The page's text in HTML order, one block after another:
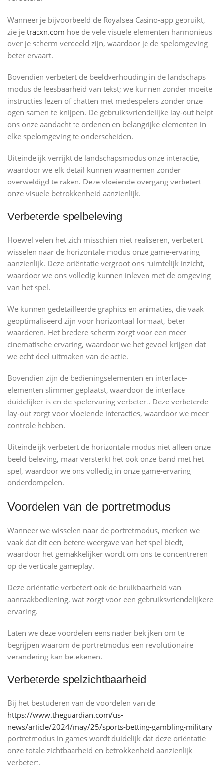
Wanneer je bijvoorbeeld de Royalsea Casino-app gebruikt,
zie je tracxn.com hoe de vele visuele elementen harmonieus
over je scherm verdeeld zijn, waardoor je de spelomgeving
beter ervaart.
Bovendien verbetert de beeldverhouding in de landschaps
modus de leesbaarheid van tekst; we kunnen zonder moeite
instructies lezen of chatten met medespelers zonder onze
ogen samen te knijpen. De gebruiksvriendelijke lay-out helpt
ons onze aandacht te ordenen en belangrijke elementen in
elke spelomgeving te onderscheiden.
Uiteindelijk verrijkt de landschapsmodus onze interactie,
waardoor we elk detail kunnen waarnemen zonder
overweldigd te raken. Deze vloeiende overgang verbetert
onze visuele betrokkenheid aanzienlijk.
Verbeterde spelbeleving
Hoewel velen het zich misschien niet realiseren, verbetert
wisselen naar de horizontale modus onze game-ervaring
aanzienlijk. Deze oriëntatie vergroot ons ruimtelijk inzicht,
waardoor we ons volledig kunnen inleven met de omgeving
van het spel.
We kunnen gedetailleerde graphics en animaties, die vaak
geoptimaliseerd zijn voor horizontaal formaat, beter
waarderen. Het bredere scherm zorgt voor een meer
cinematische ervaring, waardoor we het gevoel krijgen dat
we echt deel uitmaken van de actie.
Bovendien zijn de bedieningselementen en interface-
elementen slimmer geplaatst, waardoor de interface
duidelijker is en de spelervaring verbetert. Deze verbeterde
lay-out zorgt voor vloeiende interacties, waardoor we meer
controle hebben.
Uiteindelijk verbetert de horizontale modus niet alleen onze
beeld beleving, maar versterkt het ook onze band met het
spel, waardoor we ons volledig in onze game-ervaring
onderdompelen.
Voordelen van de portretmodus
Wanneer we wisselen naar de portretmodus, merken we
vaak dat dit een betere weergave van het spel biedt,
waardoor het gemakkelijker wordt om ons te concentreren
op de verticale gameplay.
Deze oriëntatie verbetert ook de bruikbaarheid van
aanraakbediening, wat zorgt voor een gebruiksvriendelijkere
ervaring.
Laten we deze voordelen eens nader bekijken om te
begrijpen waarom de portretmodus een revolutionaire
verandering kan betekenen.
Verbeterde spelzichtbaarheid
Bij het bestuderen van de voordelen van de
https://www.theguardian.com/us-
news/article/2024/may/25/sports-betting-gambling-military
portretmodus in games wordt duidelijk dat deze oriëntatie
onze totale zichtbaarheid en betrokkenheid aanzienlijk
verbetert.